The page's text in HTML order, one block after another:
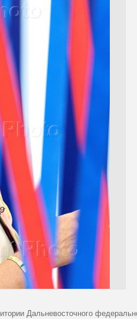
Дальневосточного